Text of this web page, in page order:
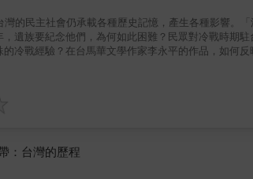
成五二四反美事件。上海國際大都會集結江浙菜系
政官員帶來發跡自上海的江浙資本家、知識分子，
抗俄的基本國策的《自由中國》刊物，浙江人雷震
？雷震被捕的那天，中午與女兒雷美琳共進入獄前
論均衡的飲食；若有一碗豬肝湯可以滋補身體，一定
連入獄，理由是「思想左傾」；一年八個月囚禁之後
了大麻煩。……從日據時期到民國政府，從知識分子
走向更自由的未來。
到印尼摩羅泰島作戰，於偵查過程與部隊走散，他
於狩獵，野豬、雉雞、山貓、蛇、蝦、鰻魚、青蛙、
被清洗的記憶：青蛙湯與台籍日本兵〉觸及，無論台
的角色，台灣律師李瑞漢最後一次喝鰇魚糜，是在
不到丈夫李瑞漢回來喝那一碗為他準備的鰇魚糜……
女賴以維生的重要食物，也無聲見證了張家在求生之
容器。一盤竹筍炒肉絲，彰顯出原住民被漢化的不
家屬永恆的破碎與創痛。為台灣民主與人權奮鬥的林
路上最沉痛的犧牲者之一，而真相至今仍舊是未解之
引入「總會三明治」的是一九六○年代的駐台美軍俱
灣的民主社會仍承載各種歷史記憶，產生各種影響。
遺族要紀念他們，為何如此困難？民眾對冷戰時期
冷戰經驗？在台馬華文學作家李永平的作品，如何
被承認，應該推動轉型正義嗎？本書各篇正在於分析
：台灣的歷程